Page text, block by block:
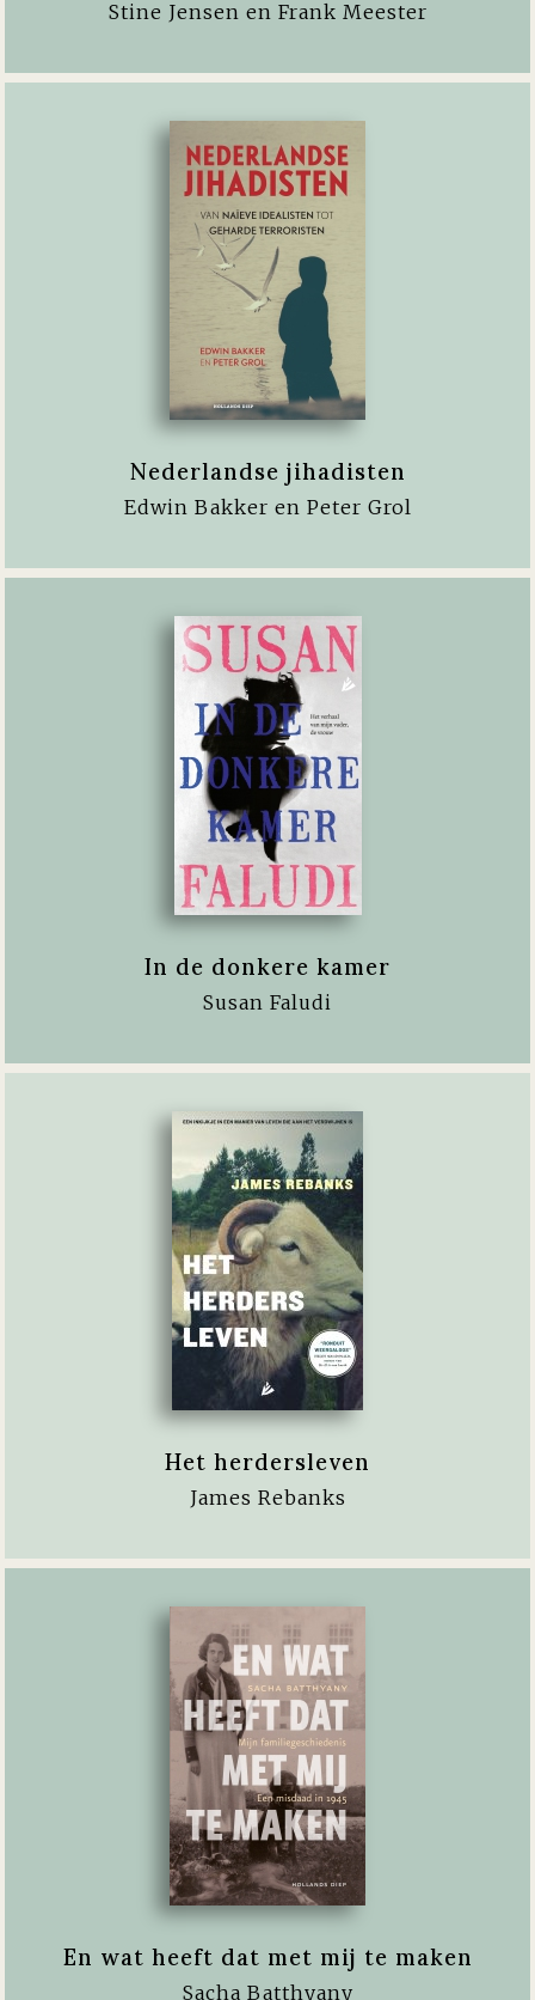
Stine Jensen en Frank Meester
Nederlandse jihadisten
Edwin Bakker en Peter Grol
In de donkere kamer
Susan Faludi
Het herdersleven
James Rebanks
En wat heeft dat met mij te maken
Sacha Batthyany